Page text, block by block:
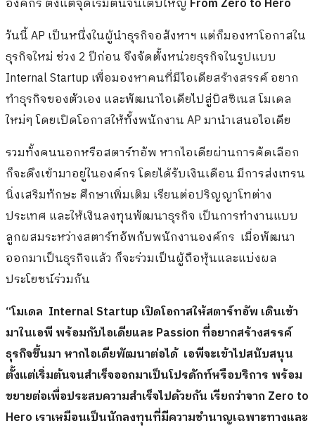
วันนี้ AP เป็นหนึ่งในผู้นำธุรกิจอสังหาฯ แต่ก็มองหาโอกาสใน
ธุรกิจใหม่ ช่วง 2 ปีก่อน จึงจัดตั้งหน่วยธุรกิจในรูปแบบ
Internal Startup เพื่อมองหาคนที่มีไอเดียสร้างสรรค์ อยาก
ทำธุรกิจของตัวเอง และพัฒนาไอเดียไปสู่บิสซิเนส โมเดล
ใหม่ๆ โดยเปิดโอกาสให้ทั้งพนักงาน AP มานำเสนอไอเดีย
รวมทั้งคนนอกหรือสตาร์ทอัพ หากไอเดียผ่านการคัดเลือก
ก็จะดึงเข้ามาอยู่ในองค์กร โดยได้รับเงินเดือน มีการส่งเทรน
นิ่งเสริมทักษะ ศึกษาเพิ่มเติม เรียนต่อปริญญาโทต่าง
ประเทศ และให้เงินลงทุนพัฒนาธุรกิจ เป็นการทำงานแบบ
ลูกผสมระหว่างสตาร์ทอัพกับพนักงานองค์กร เมื่อพัฒนา
ออกมาเป็นธุรกิจแล้ว ก็จะร่วมเป็นผู้ถือหุ้นและแบ่งผล
ประโยชน์ร่วมกัน
“โมเดล Internal Startup เปิดโอกาสให้สตาร์ทอัพ เดินเข้า
มาในเอพี พร้อมกับไอเดียและ Passion ที่อยากสร้างสรรค์
ธุรกิจขึ้นมา หากไอเดียพัฒนาต่อได้ เอพีจะเข้าไปสนับสนุน
ตั้งแต่เริ่มต้นจนสำเร็จออกมาเป็นโปรดักท์หรือบริการ พร้อม
ขยายต่อเพื่อประสบความสำเร็จไปด้วยกัน เรียกว่าจาก Zero to
Hero เราเหมือนเป็นนักลงทุนที่มีความชำนาญเฉพาะทางและ